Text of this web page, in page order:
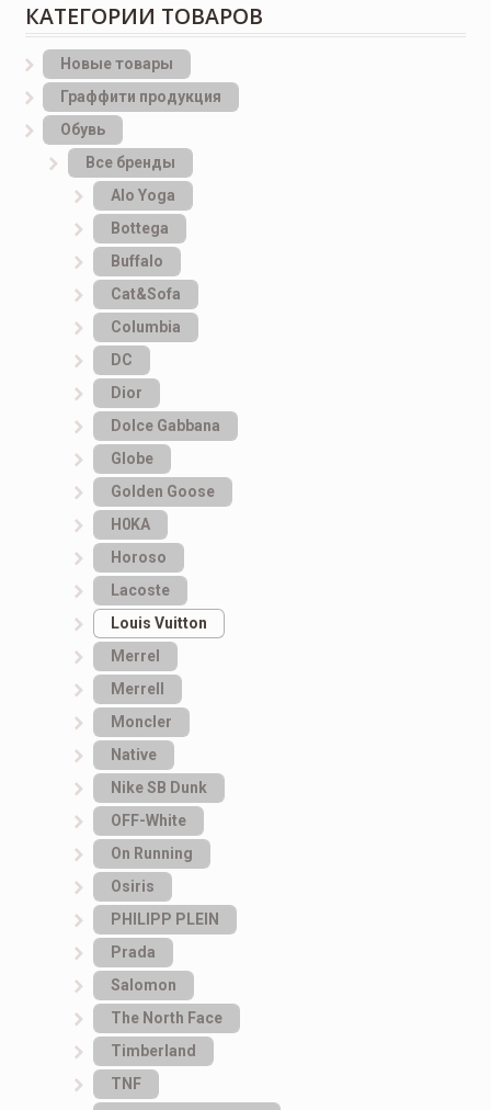
КАТЕГОРИИ ТОВАРОВ
Новые товары
Граффити продукция
Обувь
Все бренды
Alo Yoga
Bottеga
Buffalo
Cat&Sofa
Columbia
DC
Dior
Dolce Gabbana
Globe
Golden Goose
H0KA
Horoso
Lacoste
Louis Vuitton
Merrel
Merrell
Moncler
Native
Nike SB Dunk
OFF-White
On Running
Osiris
PHILIPP PLEIN
Prada
Salomon
The North Face
Timberland
TNF